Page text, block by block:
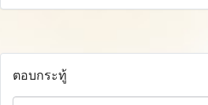
ตอบกระทู้